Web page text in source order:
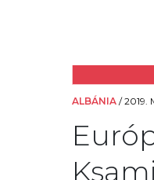
ALBÁNIA /2019.